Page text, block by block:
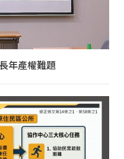
年產權難題